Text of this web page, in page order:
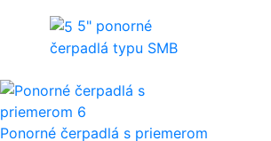
5" ponorné
čerpadlá typu SMB
Ponorné čerpadlá s priemerom